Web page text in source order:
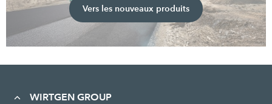
Vers les nouveaux produits
WIRTGEN GROUP